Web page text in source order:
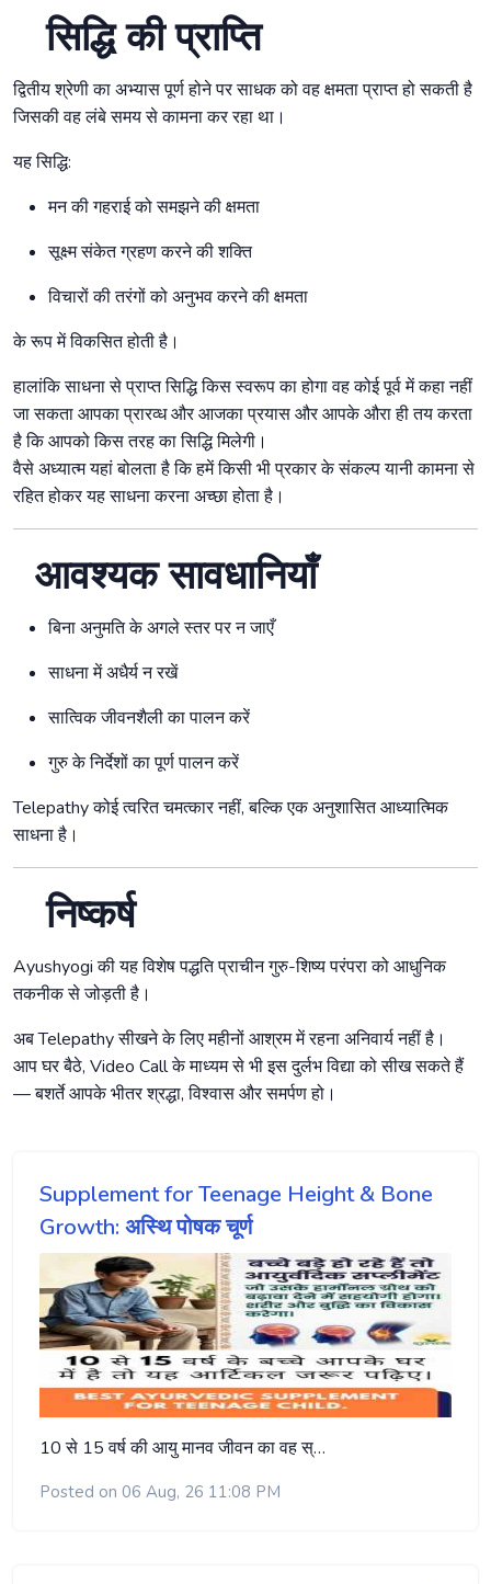
सिद्धि की प्राप्ति
द्वितीय श्रेणी का अभ्यास पूर्ण होने पर साधक को वह क्षमता प्राप्त हो सकती है
जिसकी वह लंबे समय से कामना कर रहा था।
यह सिद्धि:
मन की गहराई को समझने की क्षमता
सूक्ष्म संकेत ग्रहण करने की शक्ति
विचारों की तरंगों को अनुभव करने की क्षमता
के रूप में विकसित होती है।
हालांकि साधना से प्राप्त सिद्धि किस स्वरूप का होगा वह कोई पूर्व में कहा नहीं
जा सकता आपका प्रारव्ध और आजका प्रयास और आपके औरा ही तय करता
है कि आपको किस तरह का सिद्धि मिलेगी।
वैसे अध्यात्म यहां बोलता है कि हमें किसी भी प्रकार के संकल्प यानी कामना से
रहित होकर यह साधना करना अच्छा होता है।
आवश्यक सावधानियाँ
बिना अनुमति के अगले स्तर पर न जाएँ
साधना में अधैर्य न रखें
सात्विक जीवनशैली का पालन करें
गुरु के निर्देशों का पूर्ण पालन करें
Telepathy कोई त्वरित चमत्कार नहीं, बल्कि एक अनुशासित आध्यात्मिक
साधना है।
निष्कर्ष
Ayushyogi की यह विशेष पद्धति प्राचीन गुरु-शिष्य परंपरा को आधुनिक
तकनीक से जोड़ती है।
अब Telepathy सीखने के लिए महीनों आश्रम में रहना अनिवार्य नहीं है।
आप घर बैठे, Video Call के माध्यम से भी इस दुर्लभ विद्या को सीख सकते हैं
— बशर्ते आपके भीतर श्रद्धा, विश्वास और समर्पण हो।
Supplement for Teenage Height & Bone
Growth: अस्थि पोषक चूर्ण
10 से 15 वर्ष की आयु मानव जीवन का वह स्…
Posted on 06 Aug, 26 11:08 PM